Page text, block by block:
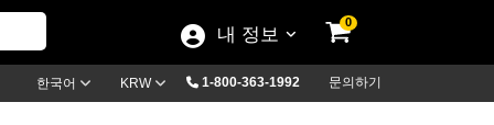
내 정보
0
한국어 KRW 1-800-363-1992 문의하기